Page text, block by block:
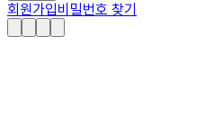
회원가입비밀번호 찾기